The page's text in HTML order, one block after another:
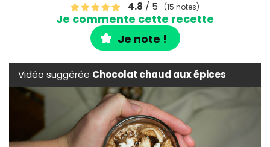
4.8 / 5 (15 notes)
Je commente cette recette
Je note !
Vidéo suggérée Chocolat chaud aux épices